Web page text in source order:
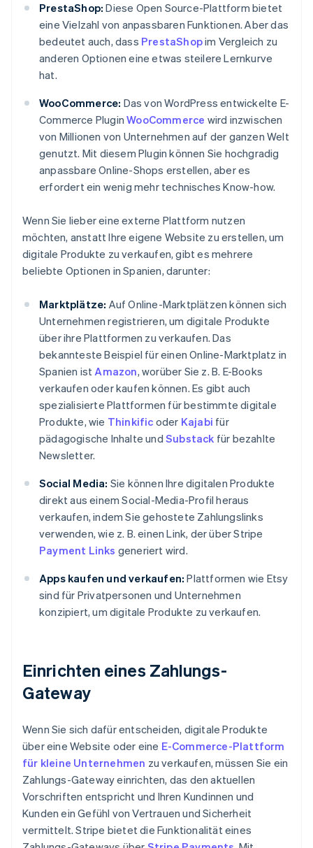
PrestaShop: Diese Open Source-Plattform bietet
eine Vielzahl von anpassbaren Funktionen. Aber das
bedeutet auch, dass PrestaShopim Vergleich zu
anderen Optionen eine etwas steilere Lernkurve
hat.
WooCommerce: Das von WordPress entwickelte E-
Commerce PluginWooCommerce wird inzwischen
von Millionen von Unternehmen auf der ganzen Welt
genutzt. Mit diesem Plugin können Sie hochgradig
anpassbare Online-Shops erstellen, aber es
erfordert ein wenig mehr technisches Know-how.
Wenn Sie lieber eine externe Plattform nutzen
möchten, anstatt Ihre eigene Website zu erstellen, um
digitale Produkte zu verkaufen, gibt es mehrere
beliebte Optionen in Spanien, darunter:
Marktplätze: Auf Online-Marktplätzen können sich
Unternehmen registrieren, um digitale Produkte
über ihre Plattformen zu verkaufen. Das
bekannteste Beispiel für einen Online-Marktplatz in
Spanien istAmazon, worüber Sie z. B. E-Books
verkaufen oder kaufen können. Es gibt auch
spezialisierte Plattformen für bestimmte digitale
Produkte, wie Thinkific oder Kajabi für
pädagogische Inhalte und Substack für bezahlte
Newsletter.
Social Media: Sie können Ihre digitalen Produkte
direkt aus einem Social-Media-Profil heraus
verkaufen, indem Sie gehostete Zahlungslinks
verwenden, wie z. B. einen Link, der über Stripe
Payment Links generiert wird.
Apps kaufen und verkaufen: Plattformen wie Etsy
sind für Privatpersonen und Unternehmen
konzipiert, um digitale Produkte zu verkaufen.
Einrichten eines Zahlungs-
Gateway
Wenn Sie sich dafür entscheiden, digitale Produkte
über eine Website oder eine E-Commerce-Plattform
für kleine Unternehmen zu verkaufen, müssen Sie ein
Zahlungs-Gateway einrichten, das den aktuellen
Vorschriften entspricht und Ihren Kundinnen und
Kunden ein Gefühl von Vertrauen und Sicherheit
vermittelt. Stripe bietet die Funktionalität eines